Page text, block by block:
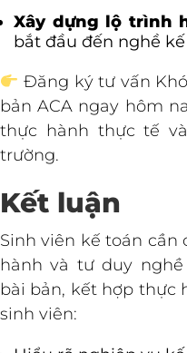
Xây dựng lộ trình
bắt đầu đến nghề
Đăng ký tư vấn
bản ACA ngay hôm
thực hành thực tế
trường.
Kết luận
Sinh viên kế toán
hành và tư duy
bài bản, kết hợp thực
sinh viên: